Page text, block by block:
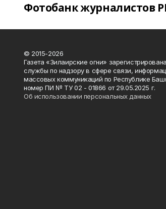
Фотобанк журналистов
© 2015-2026
Газета «Зилаирские огни»
службы по надзору в сфере связи,
массовых коммуникаций по Республике
номер ПИ № ТУ 02 - 01866 от 29.05.2025 г.
Об использовании персональных данных